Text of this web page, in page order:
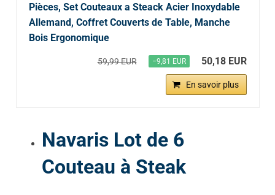
Pièces, Set Couteaux a Steack Acier Inoxydable
Allemand, Coffret Couverts de Table, Manche
Bois Ergonomique
59,99 EUR −9,81 EUR 50,18 EUR
En savoir plus
Navaris Lot de 6
Couteau à Steak